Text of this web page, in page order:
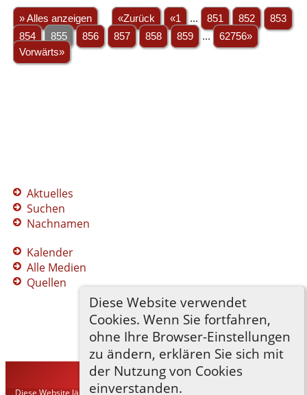
Diese Website verwendet
Cookies. Wenn Sie fortfahren,
ohne Ihre Browser-Einstellungen
zu ändern, erklären Sie sich mit
der Nutzung von Cookies
einverstanden.
» Alles anzeigen «Zurück «1 ... 851 852
853
854
855 856 857 858 859 ...
62756»
Vorwärts»
Aktuelles
Suchen
Nachnamen
Kalender
Alle Medien
Quellen
TNG-ADLER©
Diese Website läuft mit The Next Generation of Genealogy Sitebuilding